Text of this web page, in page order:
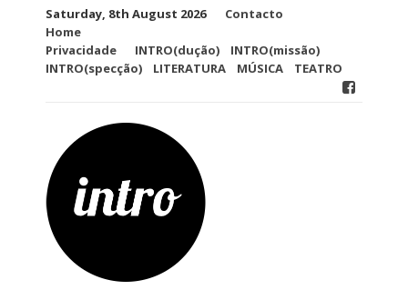
Saturday, 8th August 2026
Contacto
Home
Privacidade
INTRO(dução)
INTRO(missão)
INTRO(specção)
LITERATURA MÚSICA TEATRO